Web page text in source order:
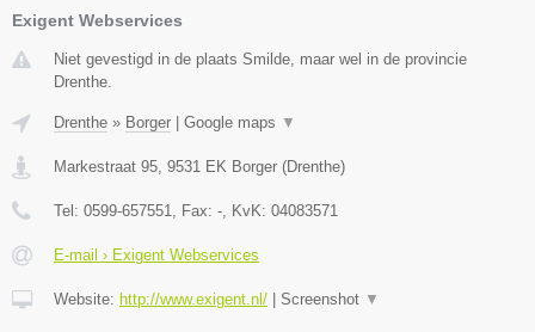
Exigent Webservices
Niet gevestigd in de plaats Smilde, maar wel in de provincie
Drenthe.
Drenthe » Borger Google maps ▼
Markestraat 95, 9531 EK Borger (Drenthe)
Tel: 0599-657551, Fax: -, KvK: 04083571
E-mail › Exigent Webservices
Website: http://www.exigent.nl/ Screenshot ▼